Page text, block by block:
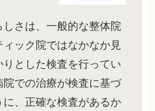
さは、一般的な整体院
ック院ではなかなか見
とした検査を行ってい
での治療が検査に基づ
、正確な検査があるか